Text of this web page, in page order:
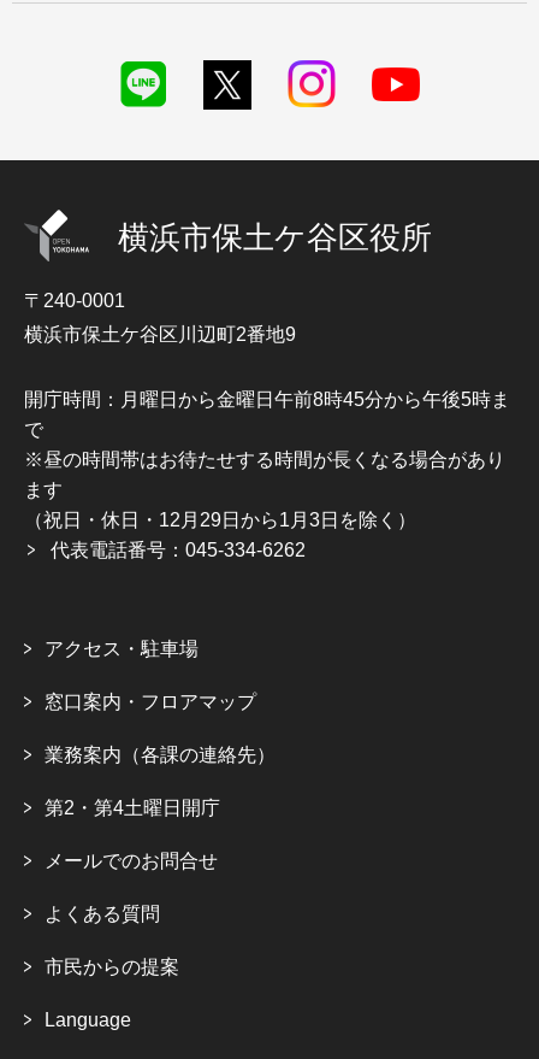
横浜市保土ケ谷区役所
〒240-0001
横浜市保土ケ谷区川辺町2番地9
開庁時間：月曜日から金曜日午前8時45分から午後5時ま
で
※昼の時間帯はお待たせする時間が長くなる場合があり
ます
（祝日・休日・12月29日から1月3日を除く）
代表電話番号：045-334-6262
アクセス・駐車場
窓口案内・フロアマップ
業務案内（各課の連絡先）
第2・第4土曜日開庁
メールでのお問合せ
よくある質問
市民からの提案
Language